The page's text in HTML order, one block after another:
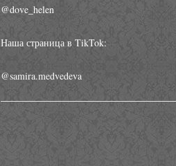
@dove_helen
Наша страница в TikTok:
@samira.medvedeva